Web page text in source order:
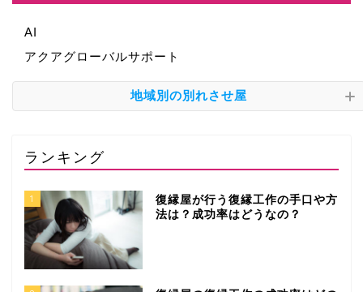
AI
アクアグローバルサポート
地域別の別れさせ屋
ランキング
1
復縁屋が行う復縁工作の手口や方
法は？成功率はどうなの？